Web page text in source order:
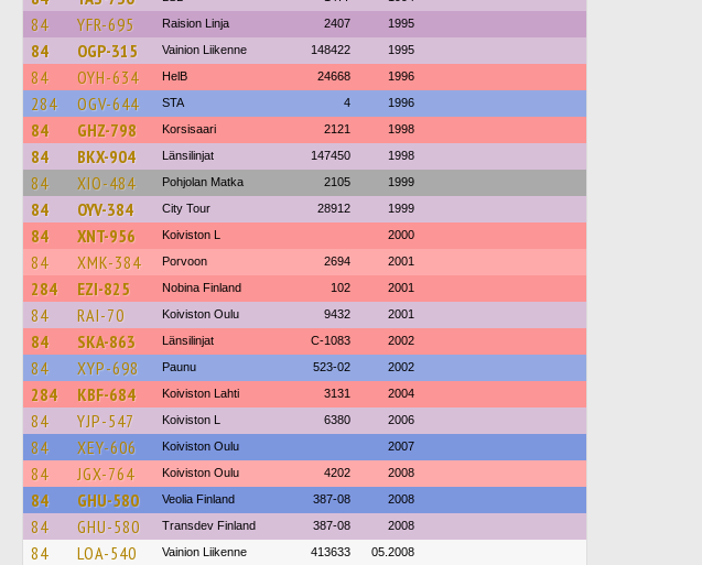
84 YFR-695 Raision Linja 2407 1995
84 OGP-315 Vainion Liikenne 148422 1995
84 OYH-634 HelB 24668 1996
284 OGV-644 STA 4 1996
84 GHZ-798 Korsisaari 2121 1998
84 BKX-904 Länsilinjat 147450 1998
84 XIO-484 Pohjolan Matka 2105 1999
84 OYV-384 City Tour 28912 1999
84 XNT-956 Koiviston L 2000
84 XMK-384 Porvoon 2694 2001
284 EZI-825 Nobina Finland 102 2001
84 RAI-70 Koiviston Oulu 9432 2001
84 SKA-863 Länsilinjat C-1083 2002
84 XYP-698 Paunu 523-02 2002
284 KBF-684 Koiviston Lahti 3131 2004
84 YJP-547 Koiviston L 6380 2006
84 XEY-606 Koiviston Oulu 2007
84 JGX-764 Koiviston Oulu 4202 2008
84 GHU-580 Veolia Finland 387-08 2008
84 GHU-580 Transdev Finland 387-08 2008
84 LOA-540 Vainion Liikenne 413633 05.2008